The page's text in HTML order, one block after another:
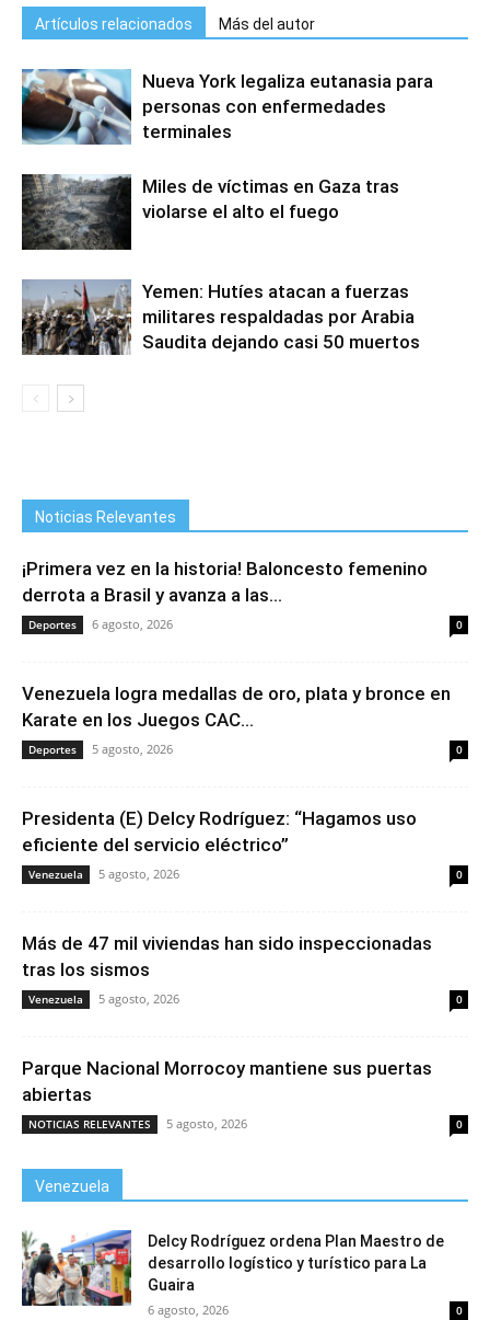
Artículos relacionados Más del autor
Nueva York legaliza eutanasia para
personas con enfermedades
terminales
Miles de víctimas en Gaza tras
violarse el alto el fuego
Yemen: Hutíes atacan a fuerzas
militares respaldadas por Arabia
Saudita dejando casi 50 muertos
Noticias Relevantes
¡Primera vez en la historia! Baloncesto femenino
derrota a Brasil y avanza a las...
Deportes 6 agosto, 2026 0
Venezuela logra medallas de oro, plata y bronce en
Karate en los Juegos CAC...
Deportes 5 agosto, 2026 0
Presidenta (E) Delcy Rodríguez: “Hagamos uso
eficiente del servicio eléctrico”
Venezuela 5 agosto, 2026 0
Más de 47 mil viviendas han sido inspeccionadas
tras los sismos
Venezuela 5 agosto, 2026 0
Parque Nacional Morrocoy mantiene sus puertas
abiertas
NOTICIAS RELEVANTES 5 agosto, 2026 0
Venezuela
Delcy Rodríguez ordena Plan Maestro de
desarrollo logístico y turístico para La
Guaira
6 agosto, 2026 0